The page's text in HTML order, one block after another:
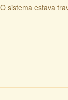
O sistema estava